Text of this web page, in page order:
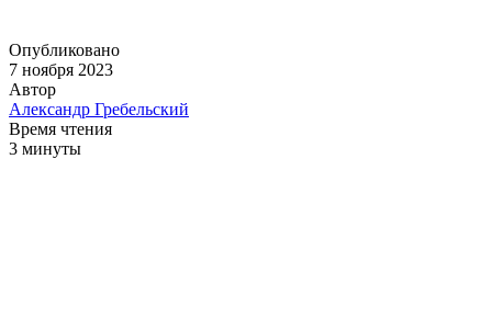
Опубликовано
7 ноября 2023
Автор
Александр Гребельский
Время чтения
3 минуты